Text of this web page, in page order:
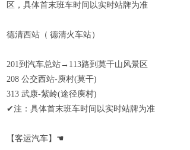
区，具体首末班车时间以实时站牌为准
德清西站（ 德清火车站）
201到汽车总站→ 113路到莫干山风景区
208 公交西站-庾村(莫干)
313 武康-紫岭(途径庾村)
✔注：具体首末班车时间以实时站牌为准
【客运汽车】 ☚